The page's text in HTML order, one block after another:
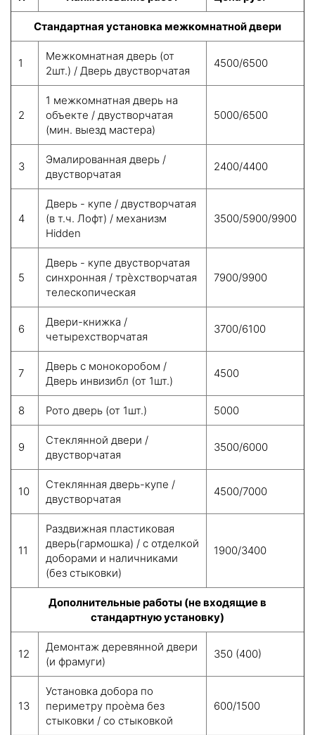
Стандартная установка межкомнатной двери
1
Межкомнатная дверь (от
2шт.) / Дверь двустворчатая
4500/6500
2
1 межкомнатная дверь на
объекте / двустворчатая
(мин. выезд мастера)
5000/6500
3
Эмалированная дверь /
двустворчатая
2400/4400
4
Дверь - купе / двустворчатая
(в т.ч. Лофт) / механизм
Hidden
3500/5900/9900
5
Дверь - купе двустворчатая
синхронная / трѐхстворчатая
телескопическая
7900/9900
6
Двери-книжка /
четырехстворчатая
3700/6100
7
Дверь с монокоробом /
Дверь инвизибл (от 1шт.)
4500
8 Рото дверь (от 1шт.) 5000
9
Стеклянной двери /
двустворчатая
3500/6000
10
Стеклянная дверь-купе /
двустворчатая
4500/7000
11
Раздвижная пластиковая
дверь(гармошка) / с отделкой
доборами и наличниками
(без стыковки)
1900/3400
Дополнительные работы (не входящие в
стандартную установку)
12
Демонтаж деревянной двери
(и фрамуги)
350 (400)
13
Установка добора по
периметру проѐма без
стыковки / со стыковкой
600/1500